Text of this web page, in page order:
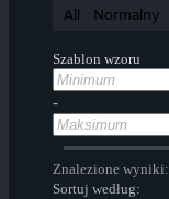
All Normalny
Szablon wzoru
-
Znalezione
Sortuj według: